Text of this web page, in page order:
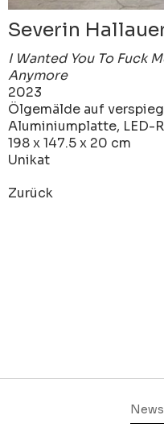
Severin
I Wanted You To Fuck
Anymore
2023
Ölgemälde auf
Aluminiumplatte, LED-
198 x 147.5 x 20 cm
Unikat
Zurück